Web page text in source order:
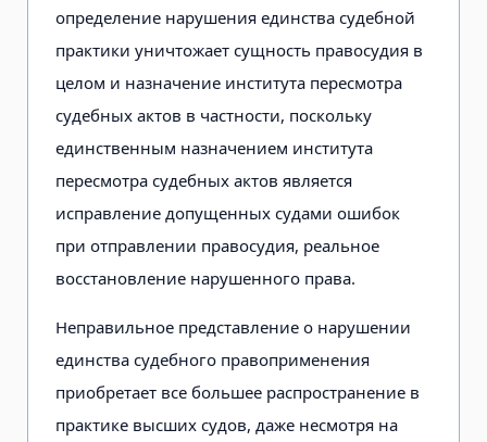
определение нарушения единства судебной
практики уничтожает сущность правосудия в
целом и назначение института пересмотра
судебных актов в частности, поскольку
единственным назначением института
пересмотра судебных актов является
исправление допущенных судами ошибок
при отправлении правосудия, реальное
восстановление нарушенного права.
Неправильное представление о нарушении
единства судебного правоприменения
приобретает все большее распространение в
практике высших судов, даже несмотря на